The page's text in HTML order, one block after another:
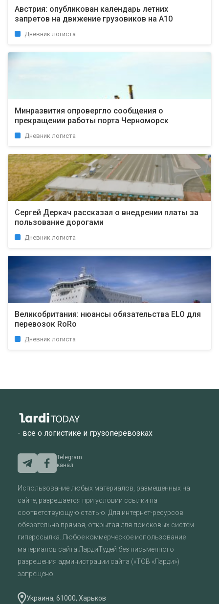
Австрия: опубликован календарь летних
запретов на движение грузовиков на А10
Дневник логиста
Минразвития опровергло сообщения о
прекращении работы порта Черноморск
Дневник логиста
Сергей Деркач рассказал о внедрении платы за
пользование дорогами
Дневник логиста
Великобритания: нюансы обязательства ELO для
перевозок RoRo
Дневник логиста
- все о логистике и грузоперевозках
Telegram
канал
Использование любых материалов, размещенных на
сайте, разрешается при условии ссылки на
соответствующую статью. Для интернет-ресурсов
обязательна прямая, открытая для поисковых систем
гиперссылка. Любое коммерческое использование
материалов сайта ЛардиТудей без письменного
разрешения администрации сайта («ТОВ «Ларди»)
запрещено.
Украина, 61000, Харьков